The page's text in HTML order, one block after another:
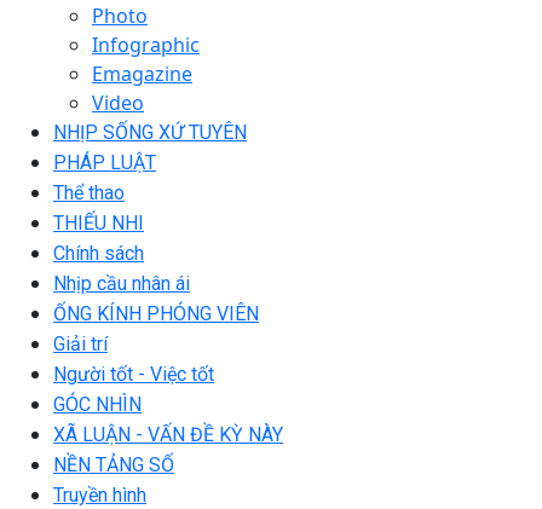
Photo
Infographic
Emagazine
Video
NHỊP SỐNG XỨ TUYÊN
PHÁP LUẬT
Thể thao
THIẾU NHI
Chính sách
Nhịp cầu nhân ái
ỐNG KÍNH PHÓNG VIÊN
Giải trí
Người tốt - Việc tốt
GÓC NHÌN
XÃ LUẬN - VẤN ĐỀ KỲ NÀY
NỀN TẢNG SỐ
Truyền hình